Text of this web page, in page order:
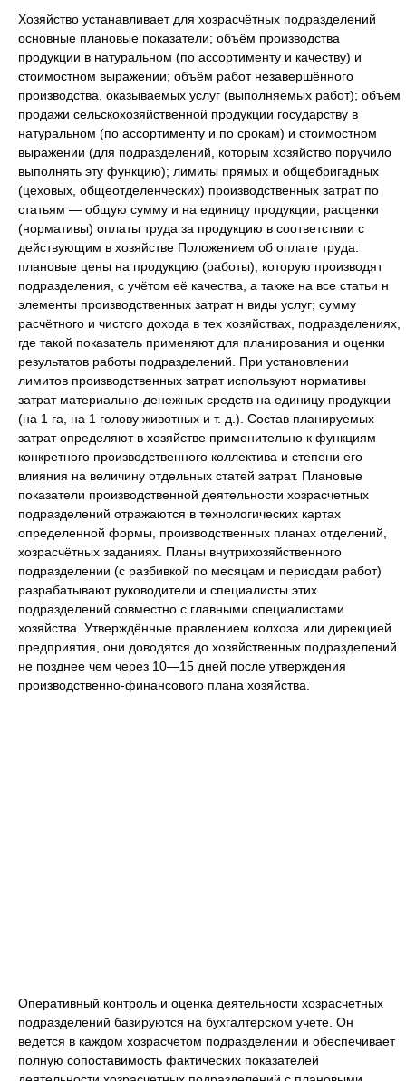
Хозяйство устанавливает для хозрасчётных подразделений
основные плановые показатели; объём производства
продукции в натуральном (по ассортименту и качеству) и
стоимостном выражении; объём работ незавершённого
производства, оказываемых услуг (выполняемых работ); объём
продажи сельскохозяйственной продукции государству в
натуральном (по ассортименту и по срокам) и стоимостном
выражении (для подразделений, которым хозяйство поручило
выполнять эту функцию); лимиты прямых и общебригадных
(цеховых, общеотделенческих) производственных затрат по
статьям — общую сумму и на единицу продукции; расценки
(нормативы) оплаты труда за продукцию в соответствии с
действующим в хозяйстве Положением об оплате труда:
плановые цены на продукцию (работы), которую производят
подразделения, с учётом её качества, а также на все статьи н
элементы производственных затрат н виды услуг; сумму
расчётного и чистого дохода в тех хозяйствах, подразделениях,
где такой показатель применяют для планирования и оценки
результатов работы подразделений. При установлении
лимитов производственных затрат используют нормативы
затрат материально-денежных средств на единицу продукции
(на 1 га, на 1 голову животных и т. д.). Состав планируемых
затрат определяют в хозяйстве применительно к функциям
конкретного производственного коллектива и степени его
влияния на величину отдельных статей затрат. Плановые
показатели производственной деятельности хозрасчетных
подразделений отражаются в технологических картах
определенной формы, производственных планах отделений,
хозрасчётных заданиях. Планы внутрихозяйственного
подразделении (с разбивкой по месяцам и периодам работ)
разрабатывают руководители и специалисты этих
подразделений совместно с главными специалистами
хозяйства. Утверждённые правлением колхоза или дирекцией
предприятия, они доводятся до хозяйственных подразделений
не позднее чем через 10—15 дней после утверждения
производственно-финансового плана хозяйства.
Оперативный контроль и оценка деятельности хозрасчетных
подразделений базируются на бухгалтерском учете. Он
ведется в каждом хозрасчетом подразделении и обеспечивает
полную сопоставимость фактических показателей